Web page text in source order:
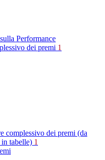
Performance
dei premi 1
complessivo dei premi (da
tabelle) 1